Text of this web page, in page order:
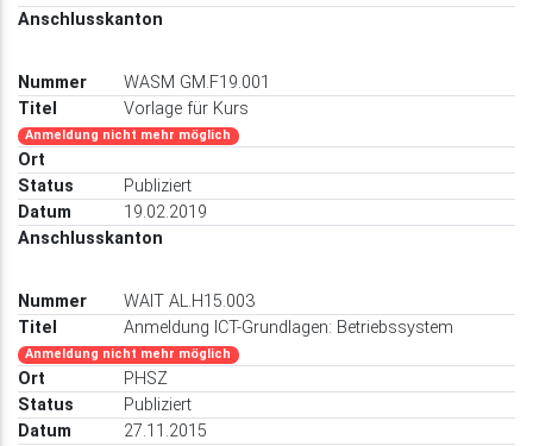
WASM GM.F19.001
Vorlage für Kurs
Anmeldung nicht mehr möglich
Publiziert
19.02.2019
WAIT AL.H15.003
Anmeldung ICT-Grundlagen: Betriebssystem
Anmeldung nicht mehr möglich
PHSZ
Publiziert
27.11.2015